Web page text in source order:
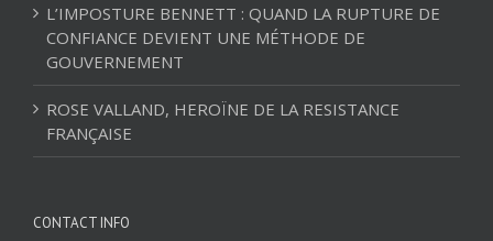
L’IMPOSTURE BENNETT : QUAND LA RUPTURE DE
CONFIANCE DEVIENT UNE MÉTHODE DE
GOUVERNEMENT
ROSE VALLAND, HEROÏNE DE LA RESISTANCE
FRANÇAISE
CONTACT INFO